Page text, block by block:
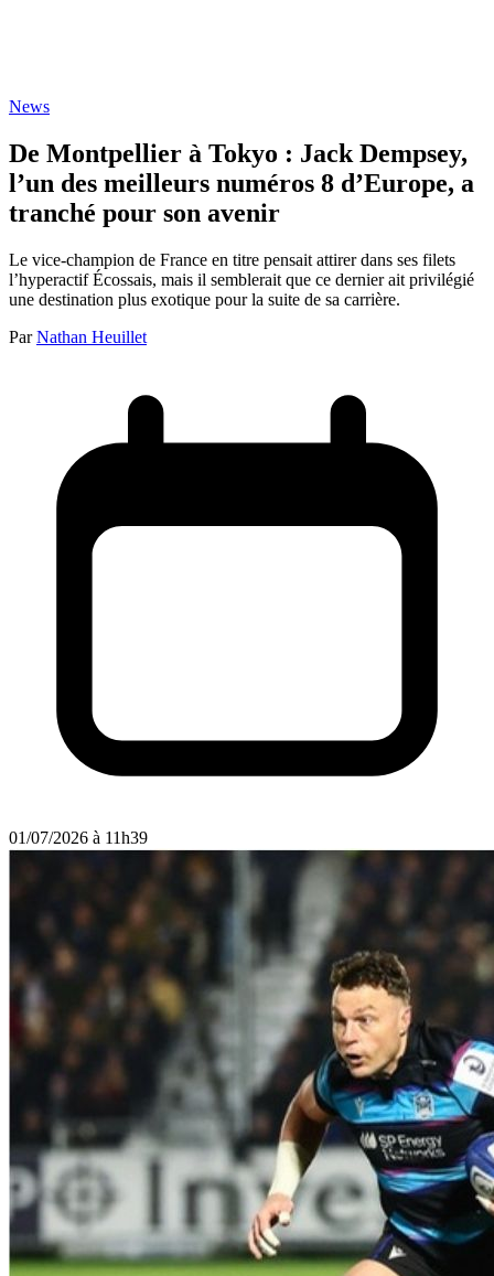
News
De Montpellier à Tokyo : Jack Dempsey,
l’un des meilleurs numéros 8 d’Europe, a
tranché pour son avenir
Le vice-champion de France en titre pensait attirer dans ses filets
l’hyperactif Écossais, mais il semblerait que ce dernier ait privilégié
une destination plus exotique pour la suite de sa carrière.
Par Nathan Heuillet
01/07/2026 à 11h39